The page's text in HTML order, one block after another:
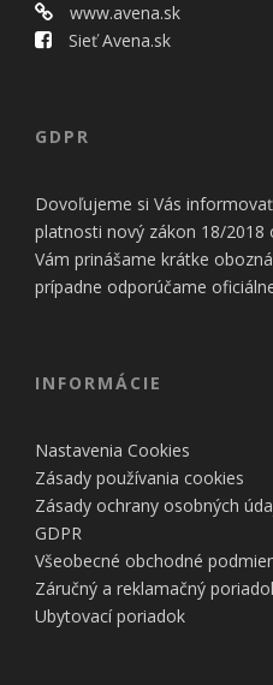
www.avena.sk
Sieť Avena.sk
GDPR
Dovoľujeme si Vás
platnosti nový zákon 18/2018
Vám prinášame krátke
prípadne odporúčame
INFORMÁCIE
Nastavenia Cookies
Zásady používania cookies
Zásady ochrany osobných
GDPR
Všeobecné obchodné
Záručný a reklamačný
Ubytovací poriadok